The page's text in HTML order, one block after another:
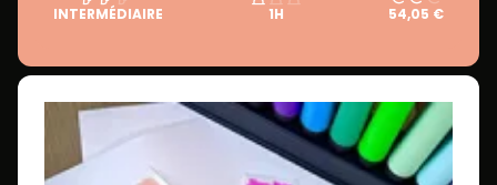
INTERMÉDIAIRE 1H 54,05 €